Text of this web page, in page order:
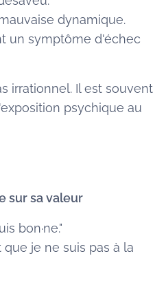
dynamique.
un symptôme d'échec
irrationnel. Il est souvent
psychique au
sur sa valeur
bon·ne."
je ne suis pas à la